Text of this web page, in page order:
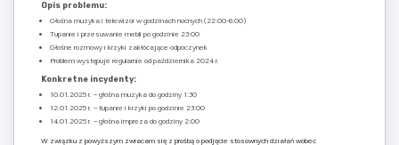
Opis problemu:
Głośna muzyka i telewizor w godzinach nocnych (22:00-6:00)
Tupanie i przesuwanie mebli po godzinie 23:00
Głośne rozmowy i krzyki zakłócające odpoczynek
Problem występuje regularnie od października 2024 r.
Konkretne incydenty:
10.01.2025 r. – głośna muzyka do godziny 1:30
12.01.2025 r. – tupanie i krzyki po godzinie 23:00
14.01.2025 r. – głośna impreza do godziny 2:00
W związku z powyższym zwracam się z prośbą o podjęcie stosownych działań wobec